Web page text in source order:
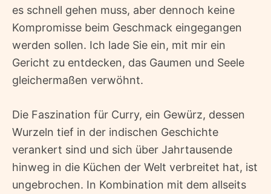
es schnell gehen muss, aber dennoch keine
Kompromisse beim Geschmack eingegangen
werden sollen. Ich lade Sie ein, mit mir ein
Gericht zu entdecken, das Gaumen und Seele
gleichermaßen verwöhnt.
Die Faszination für Curry, ein Gewürz, dessen
Wurzeln tief in der indischen Geschichte
verankert sind und sich über Jahrtausende
hinweg in die Küchen der Welt verbreitet hat, ist
ungebrochen. In Kombination mit dem allseits